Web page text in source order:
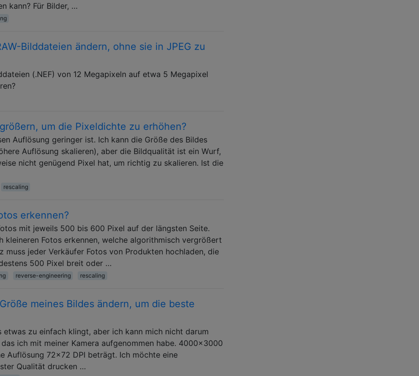
kann? Für Bilder, …
Bilddateien ändern, ohne sie in JPEG zu
(.NEF) von 12 Megapixeln auf etwa 5 Megapixel
um die Pixeldichte zu erhöhen?
Auflösung geringer ist. Ich kann die Größe des Bildes
Auflösung skalieren), aber die Bildqualität ist ein Wurf,
nicht genügend Pixel hat, um richtig zu skalieren. Ist die
rescaling
erkennen?
mit jeweils 500 bis 600 Pixel auf der längsten Seite.
kleineren Fotos erkennen, welche algorithmisch vergrößert
muss jeder Verkäufer Fotos von Produkten hochladen, die
500 Pixel breit oder …
reverse-engineering rescaling
meines Bildes ändern, um die beste
zu einfach klingt, aber ich kann mich nicht darum
ich mit meiner Kamera aufgenommen habe. 4000x3000
Auflösung 72x72 DPI beträgt. Ich möchte eine
Qualität drucken …